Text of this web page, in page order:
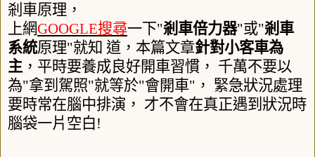
剎車原理，
上網GOOGLE搜尋一下"剎車倍力器"或"剎車
系統原理"就知 道，本篇文章針對小客車為
主 ，平時要養成良好開車習慣， 千萬不要以
為"拿到駕照"就等於"會開車" ， 緊急狀況處理
要時常在腦中排演， 才不會在真正遇到狀況時
腦袋一片空白!